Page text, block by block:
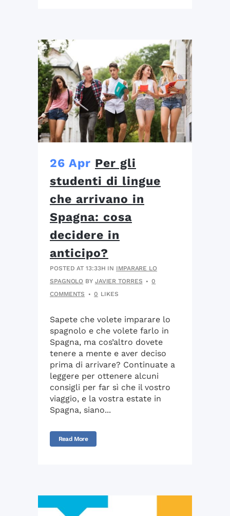
26 Apr Per gli
studenti di lingue
che arrivano in
Spagna: cosa
decidere in
anticipo?
POSTED AT 13:33H IN IMPARARE LO
SPAGNOLO BY JAVIER TORRES
0
COMMENTS
0 LIKES
Sapete che volete imparare lo
spagnolo e che volete farlo in
Spagna, ma cos’altro dovete
tenere a mente e aver deciso
prima di arrivare? Continuate a
leggere per ottenere alcuni
consigli per far sì che il vostro
viaggio, e la vostra estate in
Spagna, siano...
Read More